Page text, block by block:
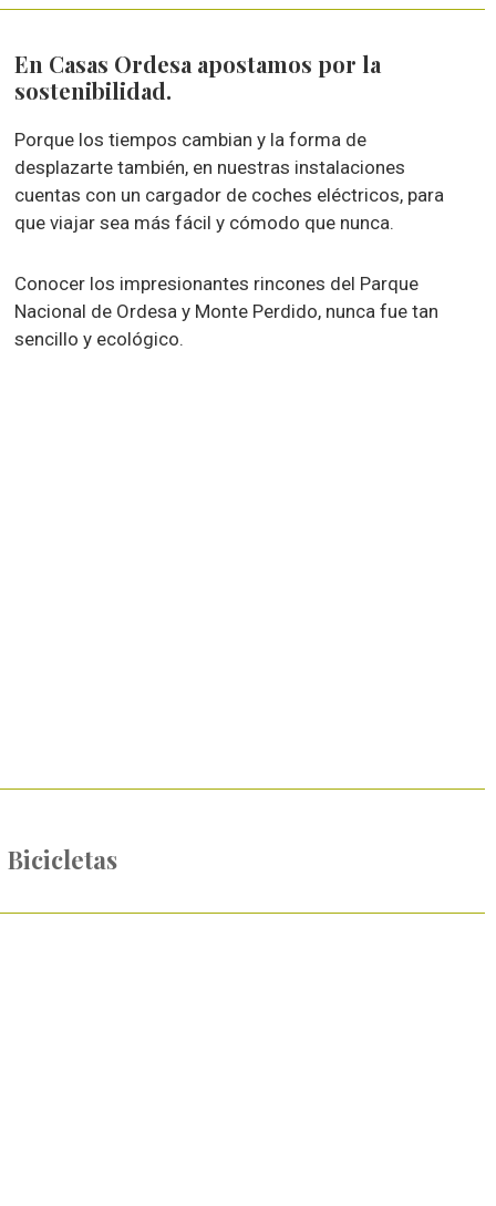
En Casas Ordesa apostamos por la
sostenibilidad.
Porque los tiempos cambian y la forma de
desplazarte también, en nuestras instalaciones
cuentas con un cargador de coches eléctricos, para
que viajar sea más fácil y cómodo que nunca.
Conocer los impresionantes rincones del Parque
Nacional de Ordesa y Monte Perdido, nunca fue tan
sencillo y ecológico.
Bicicletas